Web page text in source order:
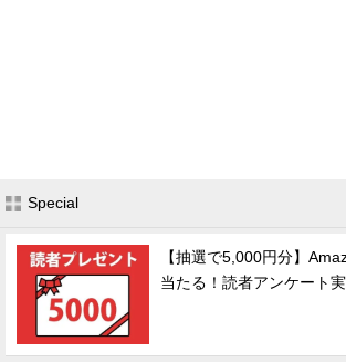
Special
【抽選で5,000円分】
当たる！読者アンケート